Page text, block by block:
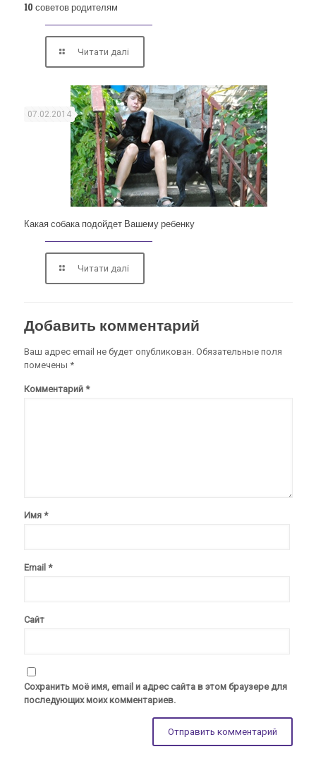
10 советов родителям
Читати далі
07.02.2014
Какая собака подойдет Вашему ребенку
Читати далі
Добавить комментарий
Ваш адрес email не будет опубликован. Обязательные поля
помечены *
Комментарий *
Имя *
Email *
Сайт
Сохранить моё имя, email и адрес сайта в этом браузере для
последующих моих комментариев.